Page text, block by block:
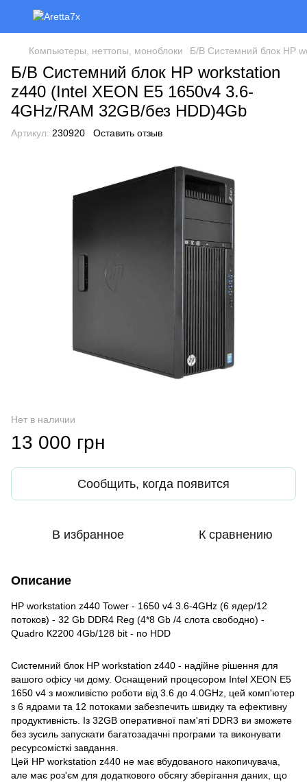
Компьютеры, неттопы, моноблоки Б/В Системний блок HP
Б/В Системний блок HP workstation
z440 (Intel XEON E5 1650v4 3.6-
4GHz/RAM 32GB/без HDD)4Gb
Артикул: 230920 Оставить отзыв
Нет в наличии
13 000 грн
Сообщить, когда появится
В избранное К сравнению
Описание
HP workstation z440 Tower - 1650 v4 3.6-4GHz (6 ядер/12
потоков) - 32 Gb DDR4 Reg (4*8 Gb /4 слота свободно) -
Quadro К2200 4Gb/128 bit - no HDD
Системний блок HP workstation z440 - надійне рішення для
вашого офісу чи дому. Оснащений процесором Intel XEON E5
1650 v4 з можливістю роботи від 3.6 до 4.0GHz, цей комп'ютер
з 6 ядрами та 12 потоками забезпечить швидку та ефективну
продуктивність. Із 32GB оперативної пам'яті DDR3 ви зможете
без зусиль запускати багатозадачні програми та виконувати
ресурсомісткі завдання.
Цей HP workstation z440 не має вбудованого накопичувача,
але має роз'єм для додаткового обсягу зберігання даних, що